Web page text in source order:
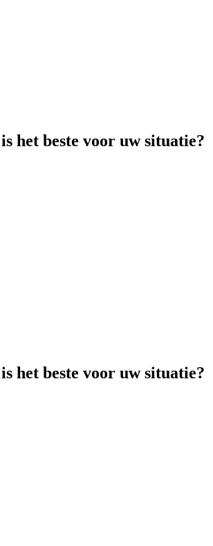
het beste voor uw situatie?
het beste voor uw situatie?